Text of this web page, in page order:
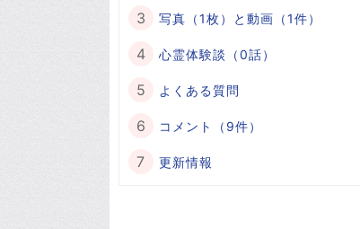
写真（1枚）と動画（1件）
心霊体験談（0話）
よくある質問
コメント（9件）
更新情報